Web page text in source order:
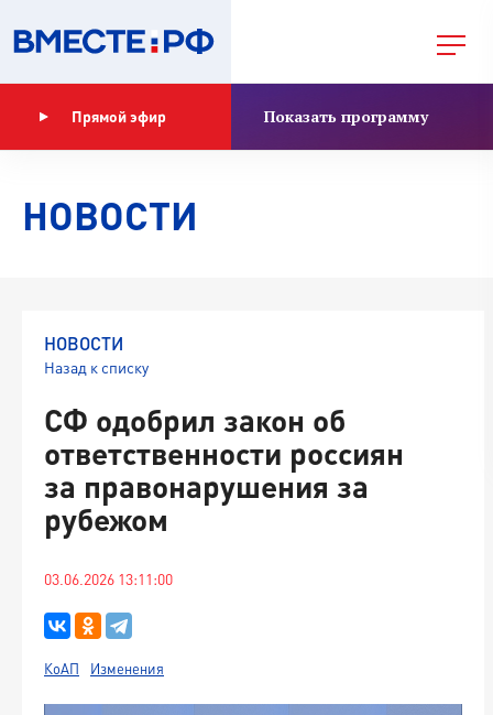
Прямой эфир Показать программу
НОВОСТИ
НОВОСТИ
Назад к списку
СФ одобрил закон об
ответственности россиян
за правонарушения за
рубежом
03.06.2026 13:11:00
КоАП Изменения